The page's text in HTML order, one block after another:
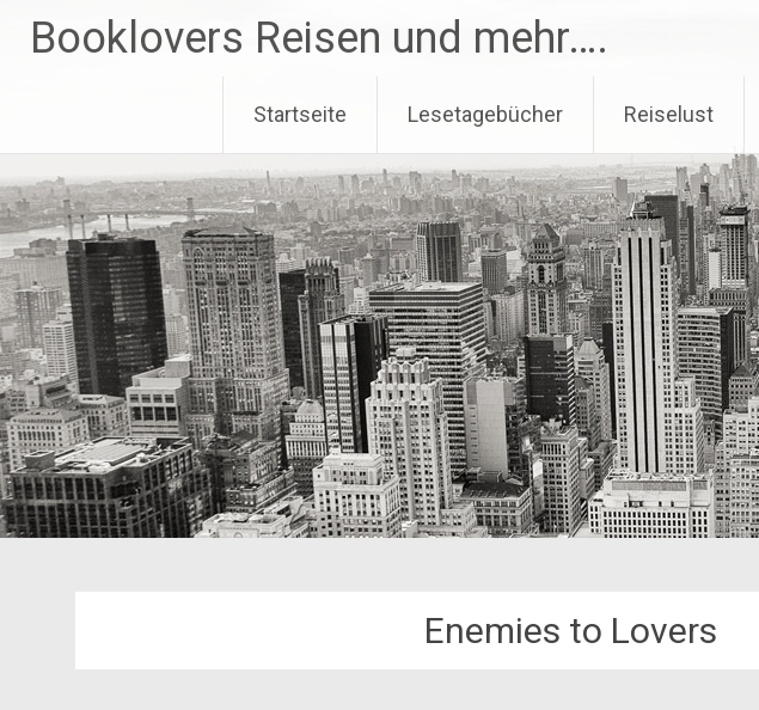
InhaltBooklovers Reisen und mehr….
Startseite Lesetagebücher Reiselust
Enemies to Lovers